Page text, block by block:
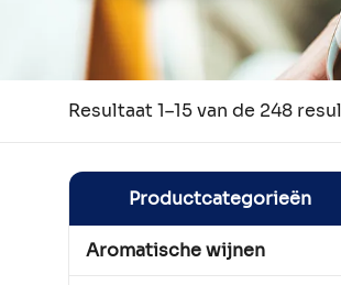
Resultaat 1–15 van de 248
Productcategorieën
Aromatische wijnen